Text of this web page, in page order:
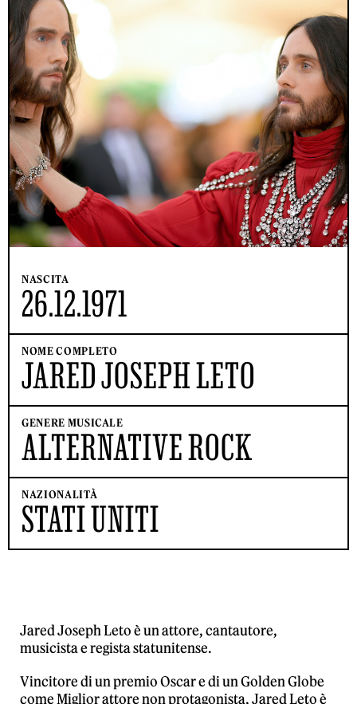
NASCITA
26.12.1971
NOME COMPLETO
JARED JOSEPH LETO
GENERE MUSICALE
ALTERNATIVE ROCK
NAZIONALITÀ
STATI UNITI
Jared Joseph Leto è un attore, cantautore,
musicista e regista statunitense.
Vincitore di un premio Oscar e di un Golden Globe
come Miglior attore non protagonista, Jared Leto è